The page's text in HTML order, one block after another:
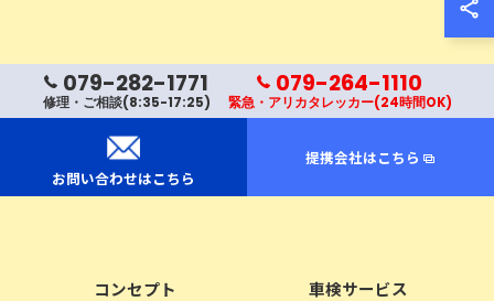
079-282-1771
修理・ご相談(8:35-17:25)
079-264-1110
緊急・アリカタレッカー(24時間OK)
お問い合わせはこちら
提携会社はこちら
コンセプト 車検サービス